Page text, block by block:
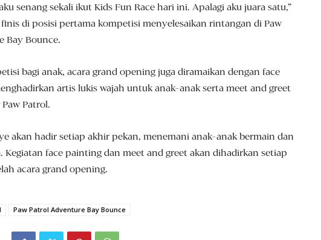
senang sekali ikut Kids Fun Race hari ini. Apalagi aku juara satu,”
di posisi pertama kompetisi menyelesaikan rintangan di Paw
Bay Bounce.
bagi anak, acara grand opening juga diramaikan dengan face
artis lukis wajah untuk anak-anak serta meet and greet
Patrol.
akan hadir setiap akhir pekan, menemani anak-anak bermain dan
Kegiatan face painting dan meet and greet akan dihadirkan setiap
acara grand opening.
Paw Patrol Adventure Bay Bounce